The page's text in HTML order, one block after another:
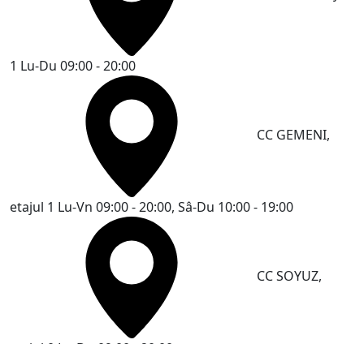
1 Lu-Du 09:00 - 20:00
CC GEMENI,
etajul 1 Lu-Vn 09:00 - 20:00, Sâ-Du 10:00 - 19:00
CC SOYUZ,